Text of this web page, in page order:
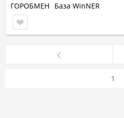
ГОРОБМЕН
База WinNER
1